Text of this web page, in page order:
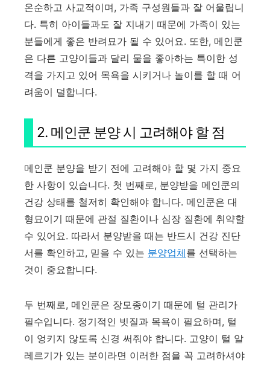
온순하고 사교적이며, 가족 구성원들과 잘 어울립니
다. 특히 아이들과도 잘 지내기 때문에 가족이 있는
분들에게 좋은 반려묘가 될 수 있어요. 또한, 메인쿤
은 다른 고양이들과 달리 물을 좋아하는 특이한 성
격을 가지고 있어 목욕을 시키거나 놀이를 할 때 어
려움이 덜합니다.
2. 메인쿤 분양 시 고려해야 할 점
메인쿤 분양을 받기 전에 고려해야 할 몇 가지 중요
한 사항이 있습니다. 첫 번째로, 분양받을 메인쿤의
건강 상태를 철저히 확인해야 합니다. 메인쿤은 대
형묘이기 때문에 관절 질환이나 심장 질환에 취약할
수 있어요. 따라서 분양받을 때는 반드시 건강 진단
서를 확인하고, 믿을 수 있는 분양업체를 선택하는
것이 중요합니다.
두 번째로, 메인쿤은 장모종이기 때문에 털 관리가
필수입니다. 정기적인 빗질과 목욕이 필요하며, 털
이 엉키지 않도록 신경 써줘야 합니다. 고양이 털 알
레르기가 있는 분이라면 이러한 점을 꼭 고려하셔야